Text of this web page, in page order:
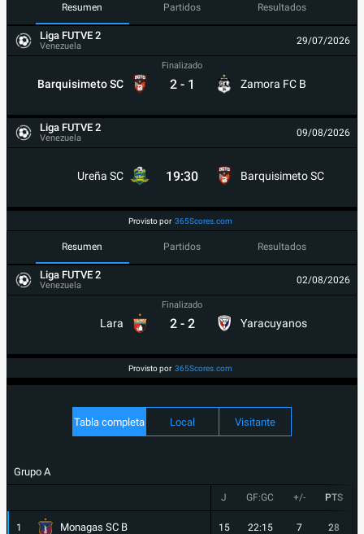
Resumen Partidos Resultados
Liga FUTVE 2
Venezuela 29/07/2026
Barquisimeto SC
Finalizado
2 - 1 Zamora FC B
Liga FUTVE 2
Venezuela 09/08/2026
Ureña SC 19:30 Barquisimeto SC
Provisto por 365Scores.com
Resumen Partidos Resultados
Liga FUTVE 2
Venezuela 02/08/2026
Lara
Finalizado
2 - 2 Yaracuyanos
Provisto por 365Scores.com
Tabla completa Local Visitante
Grupo A
J GF:GC +/- PTS
1 Monagas SC B 15 22:15 7 28